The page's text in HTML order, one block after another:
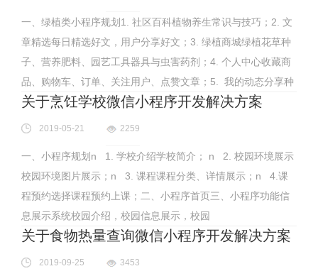
一、绿植类小程序规划1. 社区百科植物养生常识与技巧；2. 文
章精选每日精选好文，用户分享好文；3. 绿植商城绿植花草种
子、营养肥料、园艺工具器具与虫害药剂；4. 个人中心收藏商
品、购物车、订单、关注用户、点赞文章；5. 我的动态分享种
关于烹饪学校微信小程序开发解决方案
2019-05-21 2259
一、小程序规划n 1. 学校介绍学校简介； n 2. 校园环境展示
校园环境图片展示；n 3. 课程课程分类、详情展示；n 4.课
程预约选择课程预约上课；二、小程序首页三、小程序功能信
息展示系统校园介绍，校园信息展示，校园
关于食物热量查询微信小程序开发解决方案
2019-09-25 3453